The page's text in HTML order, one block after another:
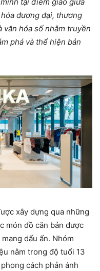
đương đại, thương
văn hóa số nhằm truyền
phá và thể hiện bản
xây dựng qua những
món đồ căn bản được
dấu ấn. Nhóm
nằm trong độ tuổi 13
cách phản ánh